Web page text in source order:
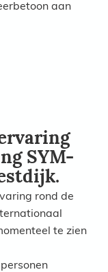
aan
SYM-
rond de
te zien